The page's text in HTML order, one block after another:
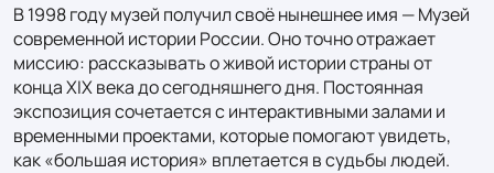
В 1998 году музей получил своё нынешнее имя — Музей
современной истории России. Оно точно отражает
миссию: рассказывать о живой истории страны от
конца XIX века до сегодняшнего дня. Постоянная
экспозиция сочетается с интерактивными залами и
временными проектами, которые помогают увидеть,
как «большая история» вплетается в судьбы людей.